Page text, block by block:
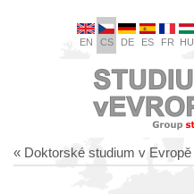
EN CS DE ES FR HU
« Doktorské studium v Evropě